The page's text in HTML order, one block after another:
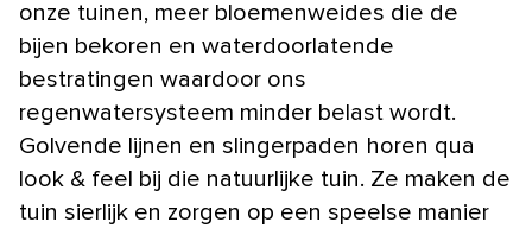
onze tuinen, meer bloemenweides die de
bijen bekoren en waterdoorlatende
bestratingen waardoor ons
regenwatersysteem minder belast wordt.
Golvende lijnen en slingerpaden horen qua
look & feel bij die natuurlijke tuin. Ze maken de
tuin sierlijk en zorgen op een speelse manier